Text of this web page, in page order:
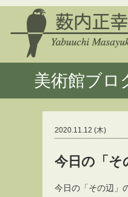
美術館ブロ
2020.11.12 (木)
今日の「そ
今日の「その辺」